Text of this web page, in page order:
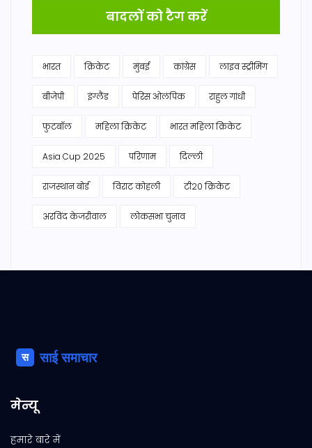
बादलों को टैग करें
भारत क्रिकेट मुंबई कांग्रेस लाइव स्ट्रीमिंग
बीजेपी इंग्लैंड पेरिस ओलंपिक राहुल गांधी
फुटबॉल महिला क्रिकेट भारत महिला क्रिकेट
Asia Cup 2025 परिणाम दिल्ली
राजस्थान बोर्ड विराट कोहली टी20 क्रिकेट
अरविंद केजरीवाल लोकसभा चुनाव
मेन्यू
हमारे बारे में